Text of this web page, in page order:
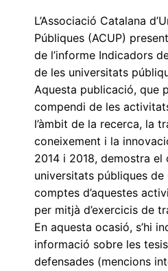
L’Associació Catalana
Públiques (ACUP)
de l’informe Indicadors
de les universitats
Aquesta publicació, que
compendi de les
l’àmbit de la recerca, la
coneixement i la
2014 i 2018, demostra
universitats públiques
comptes d’aquestes
per mitjà d’exercicis de
En aquesta ocasió, s’hi
informació sobre les
defensades (mencions